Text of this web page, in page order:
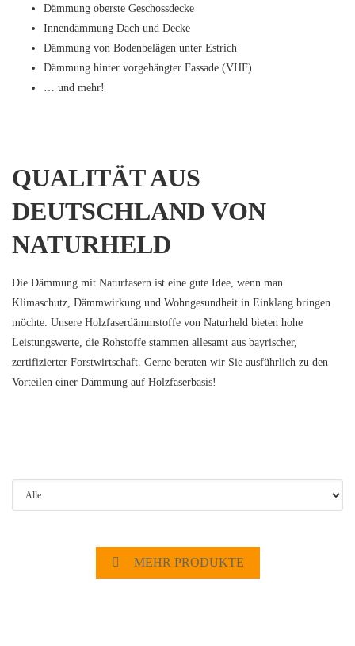
Dämmung oberste Geschossdecke
Innendämmung Dach und Decke
Dämmung von Bodenbelägen unter Estrich
Dämmung hinter vorgehängter Fassade (VHF)
… und mehr!
QUALITÄT AUS
DEUTSCHLAND VON
NATURHELD
Die Dämmung mit Naturfasern ist eine gute Idee, wenn man
Klimaschutz, Dämmwirkung und Wohngesundheit in Einklang bringen
möchte. Unsere Holzfaserdämmstoffe von Naturheld bieten hohe
Leistungswerte, die Rohstoffe stammen allesamt aus bayrischer,
zertifizierter Forstwirtschaft. Gerne beraten wir Sie ausführlich zu den
Vorteilen einer Dämmung auf Holzfaserbasis!
MEHR PRODUKTE